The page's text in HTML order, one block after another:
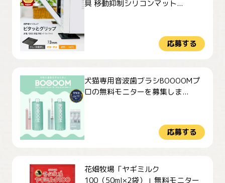
具 移動抑制シリコンマット...
応募する
犬猫専用音波歯ブラシBOOOOMプ
ロの無料モニターを募集しま...
応募する
花畑牧場「ヤギミルク
100（50ml×2袋）」無料モニター